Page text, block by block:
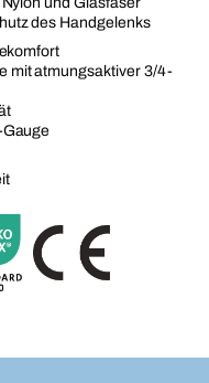
des Handgelenks
mit atmungsaktiver 3/4-